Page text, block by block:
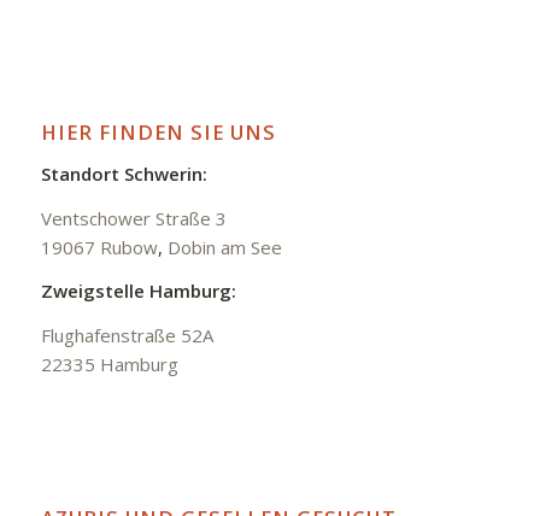
HIER FINDEN SIE UNS
Standort Schwerin:
Ventschower Straße 3
19067 Rubow, Dobin am See
Zweigstelle Hamburg:
Flughafenstraße 52A
22335 Hamburg